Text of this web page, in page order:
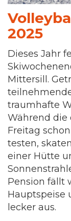
2025
Dieses Jahr
Mittersill.
traumhafte
Während die
Freitag
testen,
einer Hütte
Pension fällt
Hauptspeise
lecker aus.